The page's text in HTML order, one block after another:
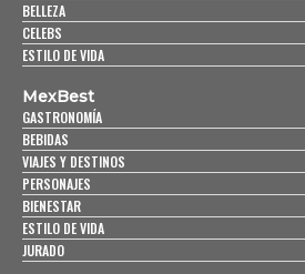
BELLEZA
CELEBS
ESTILO DE VIDA
MexBest
GASTRONOMÍA
BEBIDAS
VIAJES Y DESTINOS
PERSONAJES
BIENESTAR
ESTILO DE VIDA
JURADO